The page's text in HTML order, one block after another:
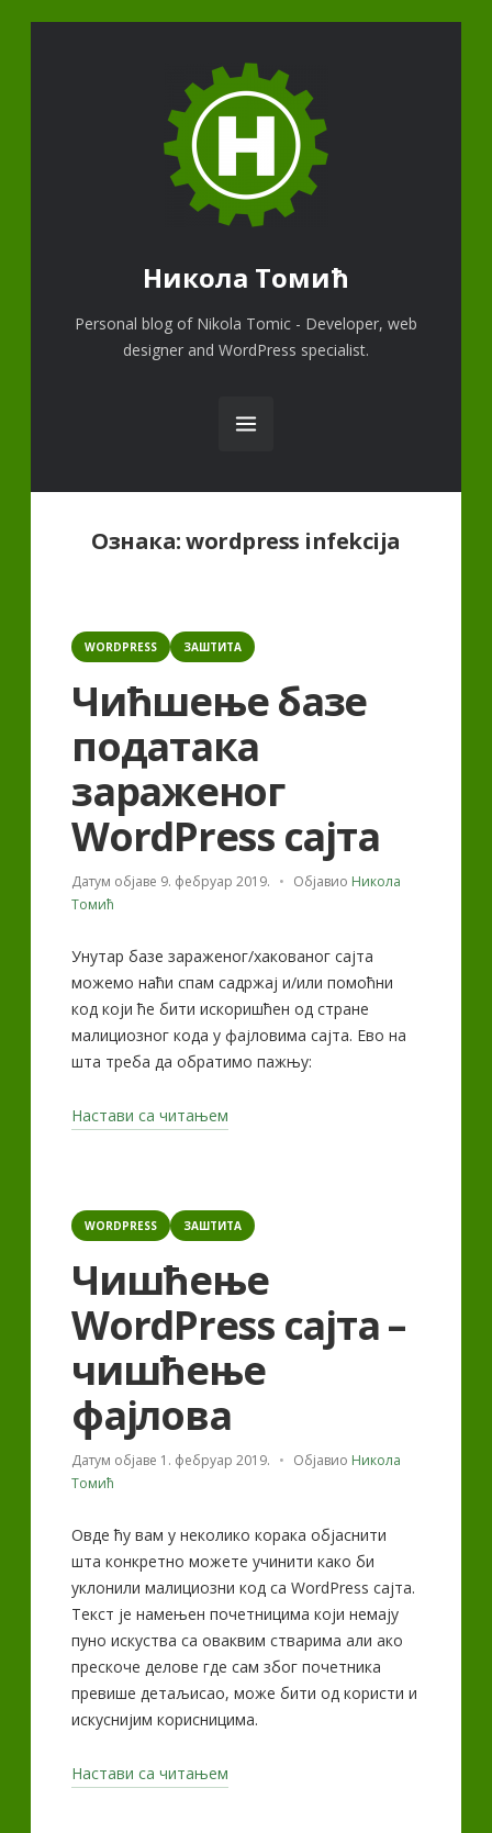
Никола Томић
Personal blog of Nikola Tomic - Developer, web
designer and WordPress specialist.
Ознака:wordpress infekcija
Categories
WORDPRESS ЗАШТИТА
Чићшење базе
података
зараженог
WordPress сајта
Датум објаве 9. фебруар 2019. Објавио Никола
Томић
Унутар базе зараженог/хакованог сајта
можемо наћи спам садржај и/или помоћни
код који ће бити искоришћен од стране
малициозног кода у фајловима сајта. Ево на
шта треба да обратимо пажњу:
Настави са читањем
WordPress
сајта“
Categories
WORDPRESS ЗАШТИТА
Чишћење
WordPress сајта –
чишћење
фајлова
Датум објаве 1. фебруар 2019. Објавио Никола
Томић
Овде ћу вам у неколико корака објаснити
шта конкретно можете учинити како би
уклонили малициозни код са WordPress сајта.
Текст је намењен почетницима који немају
пуно искуства са оваквим стварима али ако
прескоче делове где сам због почетника
превише детаљисао, може бити од користи и
искуснијим корисницима.
Настави са читањем